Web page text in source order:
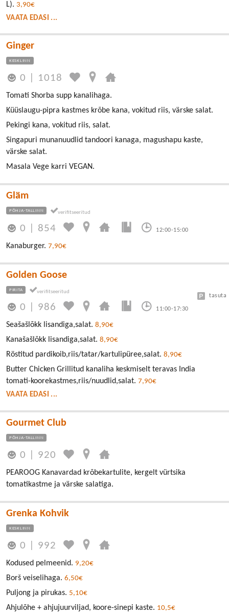
L). 3,90€
VAATA EDASI ...
Ginger
KESKLINN
0 1018
Tomati Shorba supp kanalihaga.
Küüslaugu-pipra kastmes krõbe kana, vokitud riis, värske salat.
Pekingi kana, vokitud riis, salat.
Singapuri munanuudlid tandoori kanaga, magushapu kaste,
värske salat.
Masala Vege karri VEGAN.
Gläm
PÕHJA-TALLINN
0 854 12:00-15:00
Kanaburger. 7,90€
Golden Goose
PIRITA
0 986 11:00-17:30
tasuta
Seašašlõkk lisandiga,salat. 8,90€
Kanašašlõkk lisandiga,salat. 8,90€
Röstitud pardikoib,riis/tatar/kartulipüree,salat. 8,90€
Butter Chicken Grillitud kanaliha keskmiselt teravas India
tomati-koorekastmes,riis/nuudlid,salat. 7,90€
VAATA EDASI ...
Gourmet Club
PÕHJA-TALLINN
0 920
PEAROOG Kanavardad krõbekartulite, kergelt vürtsika
tomatikastme ja värske salatiga.
Grenka Kohvik
KESKLINN
0 992
Kodused pelmeenid. 9,20€
Borš veiselihaga. 6,50€
Puljong ja pirukas. 5,10€
Ahjulõhe + ahjujuurviljad, koore-sinepi kaste. 10,5€